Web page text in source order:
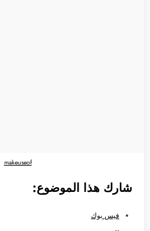
makeuseof
شارك هذا الموضوع:
فيس بوك